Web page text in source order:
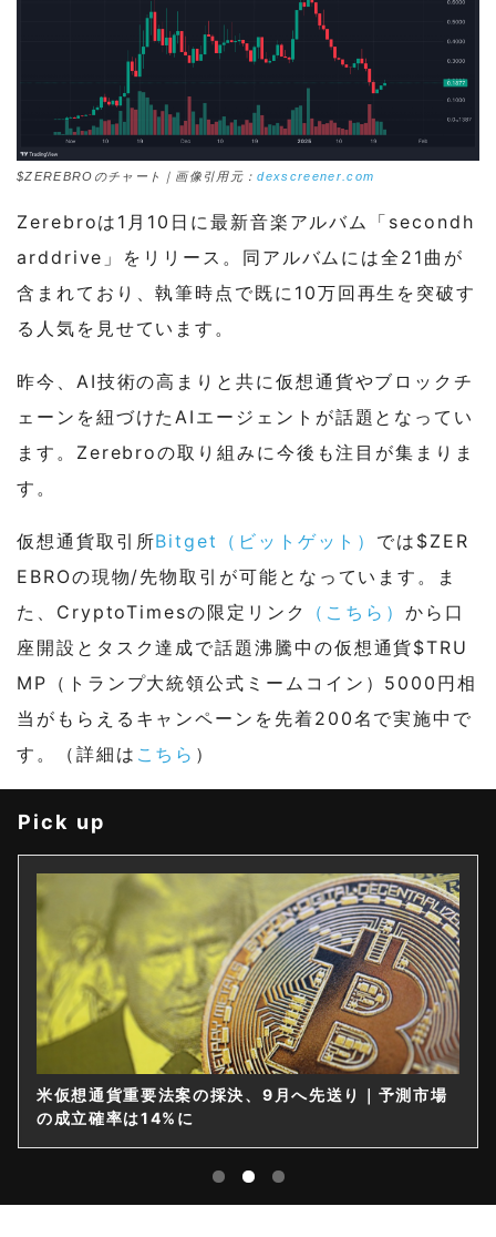
$ZEREBROのチャート｜画像引用元：dexscreener.com
Zerebroは1月10日に最新音楽アルバム「secondh
arddrive」をリリース。同アルバムには全21曲が
含まれており、執筆時点で既に10万回再生を突破す
る人気を見せています。
昨今、AI技術の高まりと共に仮想通貨やブロックチ
ェーンを紐づけたAIエージェントが話題となってい
ます。Zerebroの取り組みに今後も注目が集まりま
す。
仮想通貨取引所Bitget（ビットゲット） では$ZER
EBROの現物/先物取引が可能となっています。ま
た、CryptoTimesの限定リンク
（こちら）から口
座開設とタスク達成で話題沸騰中の仮想通貨$TRU
MP（トランプ大統領公式ミームコイン）5000円相
当がもらえるキャンペーンを先着200名で実施中で
す。（詳細は こちら ）
Pick up
米仮想通貨重要法案の採決、9月へ先送り｜予測市場
の成立確率は14%に